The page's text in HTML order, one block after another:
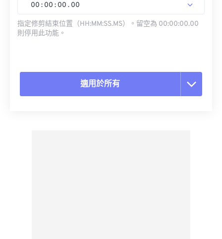
00 : 00 : 00 . 00
指定修剪結束位置（HH:MM:SS.MS）。留空為 00:00:00.00
則停用此功能。
適用於所有